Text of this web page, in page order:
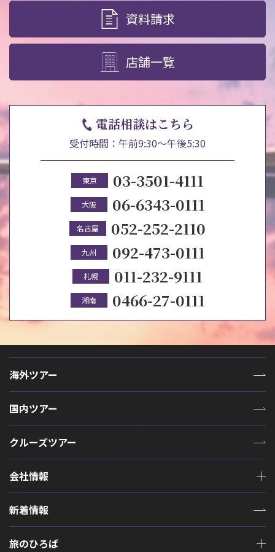
資料請求
店舗一覧
電話相談はこちら
受付時間：午前9:30～午後5:30
東京 03-3501-4111
大阪 06-6343-0111
名古屋 052-252-2110
九州 092-473-0111
札幌 011-232-9111
湘南 0466-27-0111
海外ツアー
国内ツアー
クルーズツアー
会社情報
新着情報
旅のひろば